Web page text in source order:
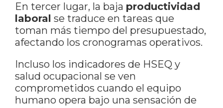
En tercer lugar, la baja productividad
laboral se traduce en tareas que
toman más tiempo del presupuestado,
afectando los cronogramas operativos.
Incluso los indicadores de HSEQ y
salud ocupacional se ven
comprometidos cuando el equipo
humano opera bajo una sensación de